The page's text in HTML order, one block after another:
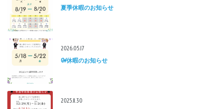
夏季休暇のお知らせ
2026.05.17
GW休暇のお知らせ
2025.11.30